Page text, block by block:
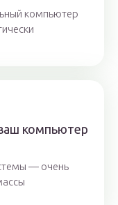
компьютер
компьютер
— очень